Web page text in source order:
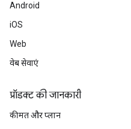
Android
iOS
Web
वेब सेवाएं
प्रॉडक्ट की जानकारी
कीमत और प्लान